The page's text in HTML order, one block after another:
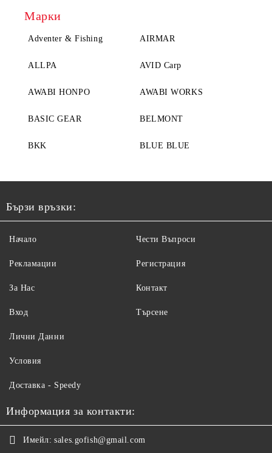
Марки
Adventer & Fishing AIRMAR
ALLPA AVID Carp
AWABI HONPO AWABI WORKS
BASIC GEAR BELMONT
BKK BLUE BLUE
Бързи връзки:
Начало
Рекламации
За Нас
Вход
Чести Въпроси
Регистрация
Контакт
Търсене
Лични Данни
Условия
Доставка - Speedy
Информация за контакти:
Имейл: sales.gofish@gmail.com